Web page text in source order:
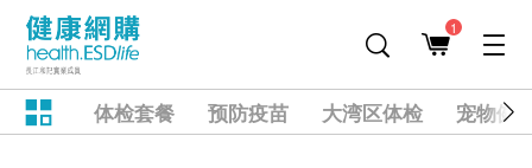
1
体检套餐 预防疫苗 大湾区体检 宠物健